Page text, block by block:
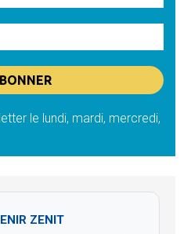
le lundi, mardi, mercredi,
ZENIT